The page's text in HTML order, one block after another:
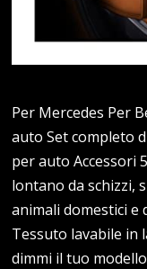
Per Mercedes Per
auto Set completo
per auto Accessori
lontano da schizzi,
animali domestici e
Tessuto lavabile in
dimmi il tuo